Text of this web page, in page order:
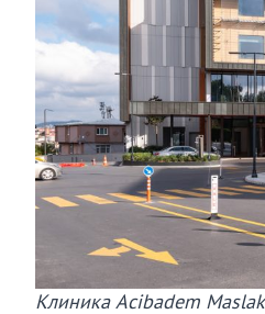
Клиника Acibadem